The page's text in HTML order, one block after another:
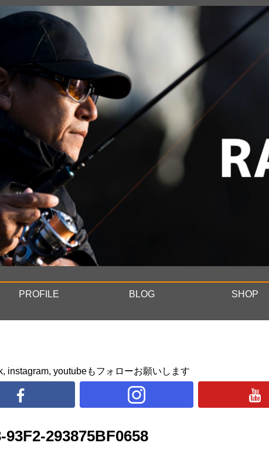
PROFILE BLOG SHOP
instagram, youtubeもフォローお願いします
293875BF0658